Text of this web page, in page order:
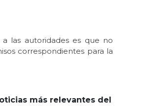
las autoridades es que no
correspondientes para la
más relevantes del